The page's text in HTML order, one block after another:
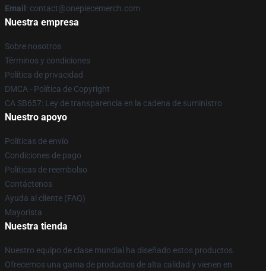
Email : contact@onepiecemerch.com
Nuestra empresa
Sobre nosotros
Términos y condiciones
Política de privacidad
DMCA - Política de Copyright
CA SB657: Ley de transparencia en la cadena de suministro
Nuestro apoyo
Políticas de envío
Condiciones de pago
Políticas de reembolso
Contáctenos
Ayuda al cliente (FAQ)
Mayorista
Nuestra tienda
Nuestro equipo de clase mundial ha diseñado estos productos.
Ofrecemos una gama de productos de alta calidad y vienen en